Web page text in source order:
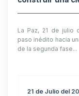
La Paz, 21 de julio
paso inédito hacia
de la segunda fase...
21 de Julio del